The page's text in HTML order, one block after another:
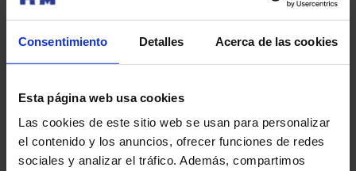
Consentimiento Detalles Acerca de las cookies
Esta página web usa cookies
Las cookies de este sitio web se usan para personalizar
el contenido y los anuncios, ofrecer funciones de redes
sociales y analizar el tráfico. Además, compartimos
Excelencia y calidad​
Trabaja con nosotros​
Rincón del accionista​